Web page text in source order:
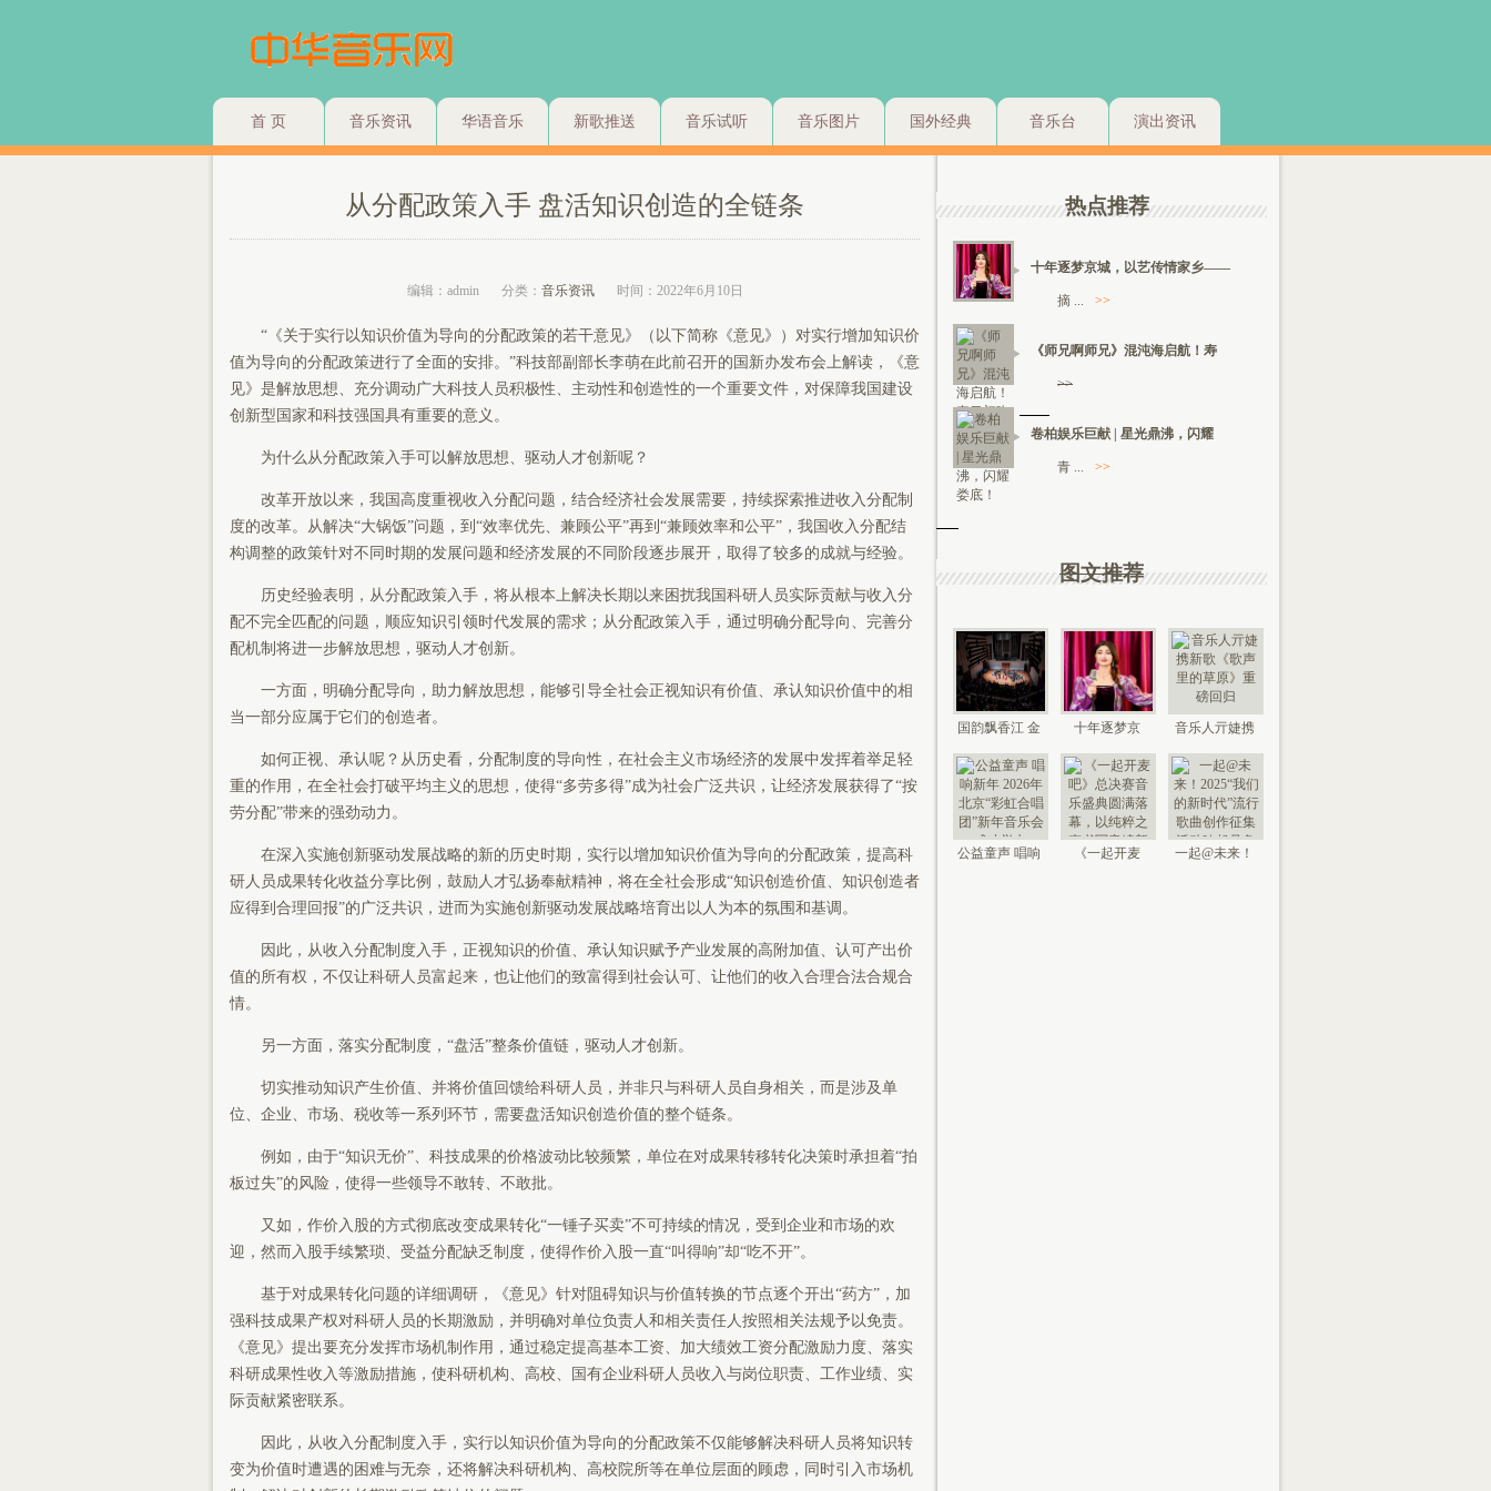
首 页 音乐资讯 华语音乐 新歌推送 音乐试听 音乐图片 国外经典 音乐台 演出资讯
从分配政策入手 盘活知识创造的全链条
编辑：admin 分类： 音乐资讯 时间：2022年6月10日
“《关于实行以知识价值为导向的分配政策的若干意见》（以下简称《意见》）对实行增加知识价
值为导向的分配政策进行了全面的安排。”科技部副部长李萌在此前召开的国新办发布会上解读，《意
见》是解放思想、充分调动广大科技人员积极性、主动性和创造性的一个重要文件，对保障我国建设
创新型国家和科技强国具有重要的意义。
为什么从分配政策入手可以解放思想、驱动人才创新呢？
改革开放以来，我国高度重视收入分配问题，结合经济社会发展需要，持续探索推进收入分配制
度的改革。从解决“大锅饭”问题，到“效率优先、兼顾公平”再到“兼顾效率和公平”，我国收入分配结
构调整的政策针对不同时期的发展问题和经济发展的不同阶段逐步展开，取得了较多的成就与经验。
历史经验表明，从分配政策入手，将从根本上解决长期以来困扰我国科研人员实际贡献与收入分
配不完全匹配的问题，顺应知识引领时代发展的需求；从分配政策入手，通过明确分配导向、完善分
配机制将进一步解放思想，驱动人才创新。
一方面，明确分配导向，助力解放思想，能够引导全社会正视知识有价值、承认知识价值中的相
当一部分应属于它们的创造者。
如何正视、承认呢？从历史看，分配制度的导向性，在社会主义市场经济的发展中发挥着举足轻
重的作用，在全社会打破平均主义的思想，使得“多劳多得”成为社会广泛共识，让经济发展获得了“按
劳分配”带来的强劲动力。
在深入实施创新驱动发展战略的新的历史时期，实行以增加知识价值为导向的分配政策，提高科
研人员成果转化收益分享比例，鼓励人才弘扬奉献精神，将在全社会形成“知识创造价值、知识创造者
应得到合理回报”的广泛共识，进而为实施创新驱动发展战略培育出以人为本的氛围和基调。
因此，从收入分配制度入手，正视知识的价值、承认知识赋予产业发展的高附加值、认可产出价
值的所有权，不仅让科研人员富起来，也让他们的致富得到社会认可、让他们的收入合理合法合规合
情。
另一方面，落实分配制度，“盘活”整条价值链，驱动人才创新。
切实推动知识产生价值、并将价值回馈给科研人员，并非只与科研人员自身相关，而是涉及单
位、企业、市场、税收等一系列环节，需要盘活知识创造价值的整个链条。
例如，由于“知识无价”、科技成果的价格波动比较频繁，单位在对成果转移转化决策时承担着“拍
板过失”的风险，使得一些领导不敢转、不敢批。
又如，作价入股的方式彻底改变成果转化“一锤子买卖”不可持续的情况，受到企业和市场的欢
迎，然而入股手续繁琐、受益分配缺乏制度，使得作价入股一直“叫得响”却“吃不开”。
基于对成果转化问题的详细调研，《意见》针对阻碍知识与价值转换的节点逐个开出“药方”，加
强科技成果产权对科研人员的长期激励，并明确对单位负责人和相关责任人按照相关法规予以免责。
《意见》提出要充分发挥市场机制作用，通过稳定提高基本工资、加大绩效工资分配激励力度、落实
科研成果性收入等激励措施，使科研机构、高校、国有企业科研人员收入与岗位职责、工作业绩、实
际贡献紧密联系。
因此，从收入分配制度入手，实行以知识价值为导向的分配政策不仅能够解决科研人员将知识转
变为价值时遭遇的困难与无奈，还将解决科研机构、高校院所等在单位层面的顾虑，同时引入市场机
热点推荐
十年逐梦京城，以艺传情家乡——
摘 ... >>
《师兄啊师兄》混沌海启航！寿
>>
卷柏娱乐巨献 | 星光鼎沸，闪耀
青 ... >>
图文推荐
国韵飘香江 金
钟鸣未来 “时代
国
十年逐梦京
城，以艺传情
家乡——
音乐人亓婕携
新歌《歌声里
的草
公益童声 唱响
《一起开麦
一起@未来！